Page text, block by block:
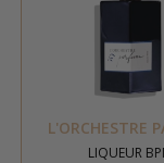
L'ORCHESTRE
LIQUEUR